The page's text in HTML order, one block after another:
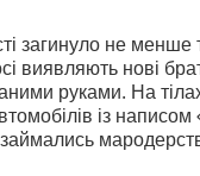
загинуло не
виявляють нові
руками. На
із
займались